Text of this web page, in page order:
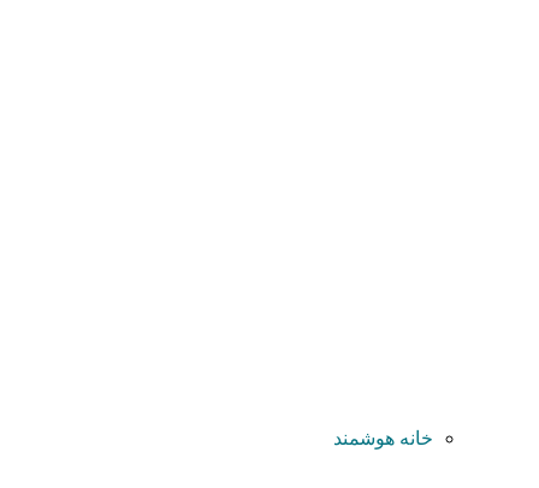
خانه هوشمند